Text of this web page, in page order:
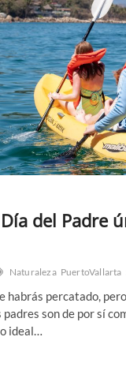
del Padre
Naturaleza PuertoVallarta
habrás percatado,
son de por sí
ideal…